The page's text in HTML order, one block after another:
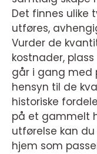
Det finnes ulike
utføres,
Vurder de
kostnader,
går i gang med
hensyn til de
historiske
på et gammelt
utførelse kan
hjem som